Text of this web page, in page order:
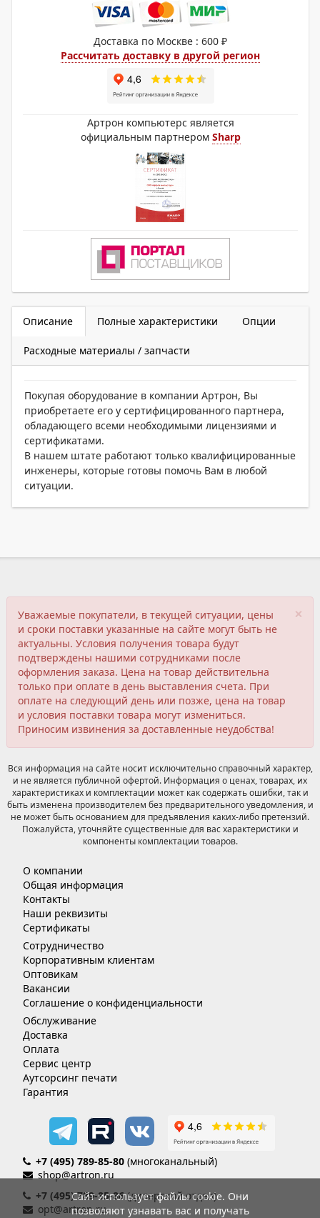
Доставка по Москве : 600 ₽
Рассчитать доставку в другой регион
Артрон компьютерс является
официальным партнером Sharp
Описание Полные характеристики Опции
Расходные материалы / запчасти
Покупая оборудование в компании Артрон, Вы
приобретаете его у сертифицированного партнера,
обладающего всеми необходимыми лицензиями и
сертификатами.
В нашем штате работают только квалифицированные
инженеры, которые готовы помочь Вам в любой
ситуации.
×
Уважаемые покупатели, в текущей ситуации, цены
и сроки поставки указанные на сайте могут быть не
актуальны. Условия получения товара будут
подтверждены нашими сотрудниками после
оформления заказа. Цена на товар действительна
только при оплате в день выставления счета. При
оплате на следующий день или позже, цена на товар
и условия поставки товара могут измениться.
Приносим извинения за доставленные неудобства!
Вся информация на сайте носит исключительно справочный характер,
и не является публичной офертой. Информация о ценах, товарах, их
характеристиках и комплектации может как содержать ошибки, так и
быть изменена производителем без предварительного уведомления, и
не может быть основанием для предъявления каких-либо претензий.
Пожалуйста, уточняйте существенные для вас характеристики и
компоненты комплектации товаров.
О компании
Общая информация
Контакты
Наши реквизиты
Сертификаты
Сотрудничество
Корпоративным клиентам
Оптовикам
Вакансии
Соглашение о конфиденциальности
Обслуживание
Доставка
Оплата
Сервис центр
Аутсорсинг печати
Гарантия
+7 (495) 789-85-80 (многоканальный)
shop@artron.ru
+7 (495) 789-85-86(дилерский отдел)
opt@artron.ru
Сайт использует файлы cookie. Они
позволяют узнавать вас и получать